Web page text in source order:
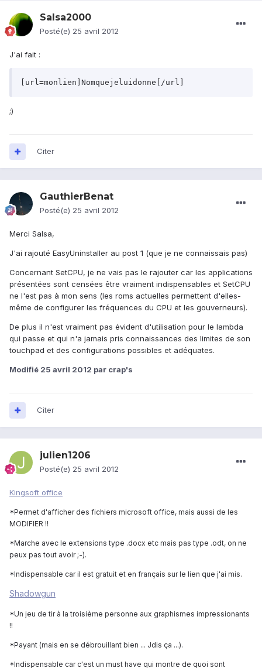
Salsa2000
Posté(e) 25 avril 2012
J'ai fait :
[url=monlien]Nomquejeluidonne[/url]
;)
Citer
GauthierBenat
Posté(e) 25 avril 2012
Merci Salsa,
J'ai rajouté EasyUninstaller au post 1 (que je ne connaissais pas)
Concernant SetCPU, je ne vais pas le rajouter car les applications
présentées sont censées être vraiment indispensables et SetCPU
ne l'est pas à mon sens (les roms actuelles permettent d'elles-
même de configurer les fréquences du CPU et les gouverneurs).
De plus il n'est vraiment pas évident d'utilisation pour le lambda
qui passe et qui n'a jamais pris connaissances des limites de son
touchpad et des configurations possibles et adéquates.
Modifié 25 avril 2012 par crap's
Citer
julien1206
Posté(e) 25 avril 2012
Kingsoft office
*Permet d'afficher des fichiers microsoft office, mais aussi de les
MODIFIER !!
*Marche avec le extensions type .docx etc mais pas type .odt, on ne
peux pas tout avoir ;-).
*Indispensable car il est gratuit et en français sur le lien que j'ai mis.
Shadowgun
*Un jeu de tir à la troisième personne aux graphismes impressionants
!!
*Payant (mais en se débrouillant bien ... Jdis ça ...).
*Indispensable car c'est un must have qui montre de quoi sont